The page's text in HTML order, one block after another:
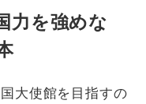
力を強めな
大使館を目指すの